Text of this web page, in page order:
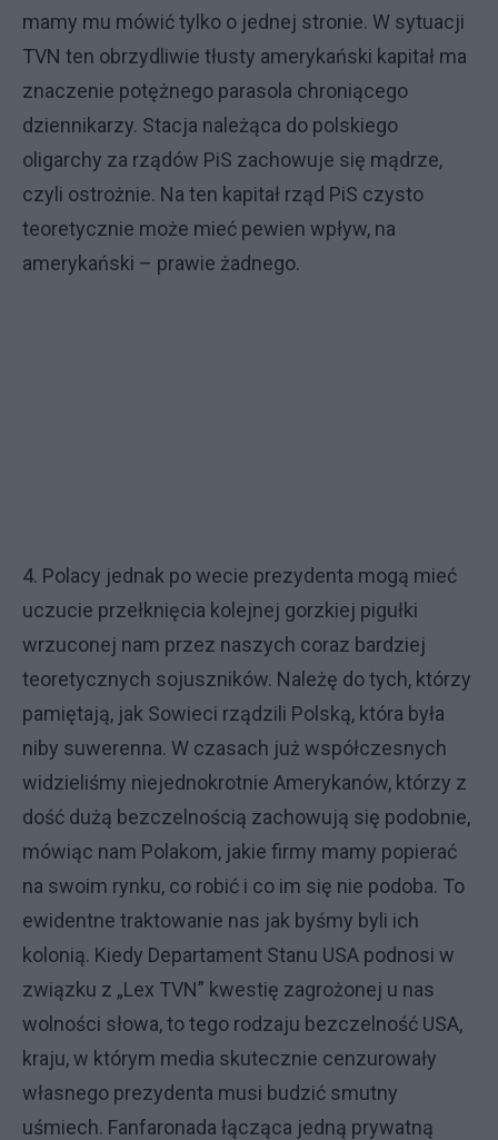
mamy mu mówić tylko o jednej stronie. W sytuacji
TVN ten obrzydliwie tłusty amerykański kapitał ma
znaczenie potężnego parasola chroniącego
dziennikarzy. Stacja należąca do polskiego
oligarchy za rządów PiS zachowuje się mądrze,
czyli ostrożnie. Na ten kapitał rząd PiS czysto
teoretycznie może mieć pewien wpływ, na
amerykański – prawie żadnego.
4. Polacy jednak po wecie prezydenta mogą mieć
uczucie przełknięcia kolejnej gorzkiej pigułki
wrzuconej nam przez naszych coraz bardziej
teoretycznych sojuszników. Należę do tych, którzy
pamiętają, jak Sowieci rządzili Polską, która była
niby suwerenna. W czasach już współczesnych
widzieliśmy niejednokrotnie Amerykanów, którzy z
dość dużą bezczelnością zachowują się podobnie,
mówiąc nam Polakom, jakie firmy mamy popierać
na swoim rynku, co robić i co im się nie podoba. To
ewidentne traktowanie nas jak byśmy byli ich
kolonią. Kiedy Departament Stanu USA podnosi w
związku z „Lex TVN” kwestię zagrożonej u nas
wolności słowa, to tego rodzaju bezczelność USA,
kraju, w którym media skutecznie cenzurowały
własnego prezydenta musi budzić smutny
uśmiech. Fanfaronada łącząca jedną prywatną